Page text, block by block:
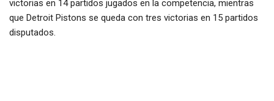
victorias en 14 partidos jugados en la competencia, mientras
que Detroit Pistons se queda con tres victorias en 15 partidos
disputados.